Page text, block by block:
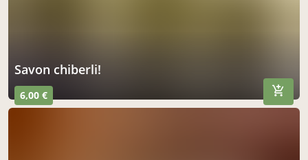
savon chiberli!
6,00 €